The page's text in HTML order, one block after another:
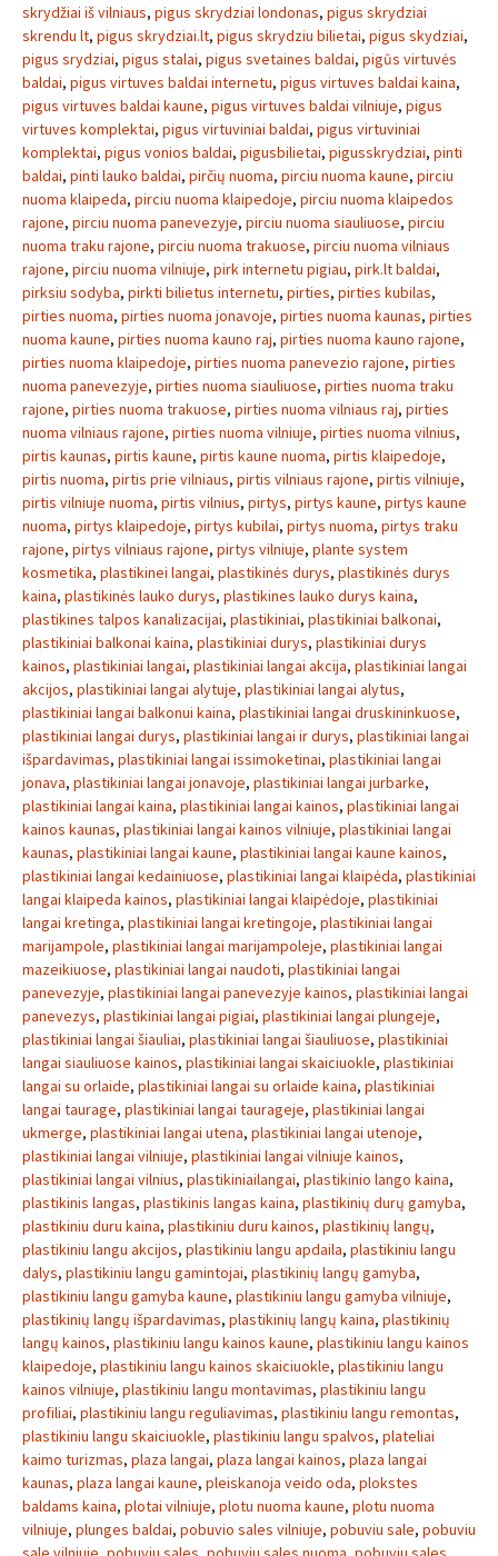
skrydžiai iš vilniaus, pigus skrydziai londonas, pigus skrydziai
skrendu lt, pigus skrydziai.lt, pigus skrydziu bilietai, pigus skydziai,
pigus srydziai, pigus stalai, pigus svetaines baldai, pigūs virtuvės
baldai, pigus virtuves baldai internetu, pigus virtuves baldai kaina,
pigus virtuves baldai kaune, pigus virtuves baldai vilniuje, pigus
virtuves komplektai, pigus virtuviniai baldai, pigus virtuviniai
komplektai, pigus vonios baldai, pigusbilietai, pigusskrydziai, pinti
baldai, pinti lauko baldai, pirčių nuoma, pirciu nuoma kaune, pirciu
nuoma klaipeda, pirciu nuoma klaipedoje, pirciu nuoma klaipedos
rajone, pirciu nuoma panevezyje, pirciu nuoma siauliuose, pirciu
nuoma traku rajone, pirciu nuoma trakuose, pirciu nuoma vilniaus
rajone, pirciu nuoma vilniuje, pirk internetu pigiau, pirk.lt baldai,
pirksiu sodyba, pirkti bilietus internetu, pirties, pirties kubilas,
pirties nuoma, pirties nuoma jonavoje, pirties nuoma kaunas, pirties
nuoma kaune, pirties nuoma kauno raj, pirties nuoma kauno rajone,
pirties nuoma klaipedoje, pirties nuoma panevezio rajone, pirties
nuoma panevezyje, pirties nuoma siauliuose, pirties nuoma traku
rajone, pirties nuoma trakuose, pirties nuoma vilniaus raj, pirties
nuoma vilniaus rajone, pirties nuoma vilniuje, pirties nuoma vilnius,
pirtis kaunas, pirtis kaune, pirtis kaune nuoma, pirtis klaipedoje,
pirtis nuoma, pirtis prie vilniaus, pirtis vilniaus rajone, pirtis vilniuje,
pirtis vilniuje nuoma, pirtis vilnius, pirtys, pirtys kaune, pirtys kaune
nuoma, pirtys klaipedoje, pirtys kubilai, pirtys nuoma, pirtys traku
rajone, pirtys vilniaus rajone, pirtys vilniuje, plante system
kosmetika, plastikinei langai, plastikinės durys, plastikinės durys
kaina, plastikinės lauko durys, plastikines lauko durys kaina,
plastikines talpos kanalizacijai, plastikiniai, plastikiniai balkonai,
plastikiniai balkonai kaina, plastikiniai durys, plastikiniai durys
kainos, plastikiniai langai, plastikiniai langai akcija, plastikiniai langai
akcijos, plastikiniai langai alytuje, plastikiniai langai alytus,
plastikiniai langai balkonui kaina, plastikiniai langai druskininkuose,
plastikiniai langai durys, plastikiniai langai ir durys, plastikiniai langai
išpardavimas, plastikiniai langai issimoketinai, plastikiniai langai
jonava, plastikiniai langai jonavoje, plastikiniai langai jurbarke,
plastikiniai langai kaina, plastikiniai langai kainos, plastikiniai langai
kainos kaunas, plastikiniai langai kainos vilniuje, plastikiniai langai
kaunas, plastikiniai langai kaune, plastikiniai langai kaune kainos,
plastikiniai langai kedainiuose, plastikiniai langai klaipėda, plastikiniai
langai klaipeda kainos, plastikiniai langai klaipėdoje, plastikiniai
langai kretinga, plastikiniai langai kretingoje, plastikiniai langai
marijampole, plastikiniai langai marijampoleje, plastikiniai langai
mazeikiuose, plastikiniai langai naudoti, plastikiniai langai
panevezyje, plastikiniai langai panevezyje kainos, plastikiniai langai
panevezys, plastikiniai langai pigiai, plastikiniai langai plungeje,
plastikiniai langai šiauliai, plastikiniai langai šiauliuose, plastikiniai
langai siauliuose kainos, plastikiniai langai skaiciuokle, plastikiniai
langai su orlaide, plastikiniai langai su orlaide kaina, plastikiniai
langai taurage, plastikiniai langai taurageje, plastikiniai langai
ukmerge, plastikiniai langai utena, plastikiniai langai utenoje,
plastikiniai langai vilniuje, plastikiniai langai vilniuje kainos,
plastikiniai langai vilnius, plastikiniailangai, plastikinio lango kaina,
plastikinis langas, plastikinis langas kaina, plastikinių durų gamyba,
plastikiniu duru kaina, plastikiniu duru kainos, plastikinių langų,
plastikiniu langu akcijos, plastikiniu langu apdaila, plastikiniu langu
dalys, plastikiniu langu gamintojai, plastikinių langų gamyba,
plastikiniu langu gamyba kaune, plastikiniu langu gamyba vilniuje,
plastikinių langų išpardavimas, plastikinių langų kaina, plastikinių
langų kainos, plastikiniu langu kainos kaune, plastikiniu langu kainos
klaipedoje, plastikiniu langu kainos skaiciuokle, plastikiniu langu
kainos vilniuje, plastikiniu langu montavimas, plastikiniu langu
profiliai, plastikiniu langu reguliavimas, plastikiniu langu remontas,
plastikiniu langu skaiciuokle, plastikiniu langu spalvos, plateliai
kaimo turizmas, plaza langai, plaza langai kainos, plaza langai
kaunas, plaza langai kaune, pleiskanoja veido oda, plokstes
baldams kaina, plotai vilniuje, plotu nuoma kaune, plotu nuoma
vilniuje, plunges baldai, pobuvio sales vilniuje, pobuviu sale, pobuviu